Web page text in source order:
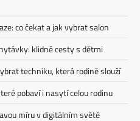
co čekat a jak vybrat salon
klidné cesty s dětmi
techniku, která rodině slouží
pobaví i nasytí celou rodinu
míru v digitálním světě